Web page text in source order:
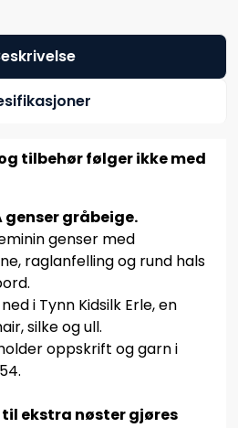
tilbehør følger ikke med
genser gråbeige.
genser med
raglanfelling og rund hals
i Tynn Kidsilk Erle, en
silke og ull.
oppskrift og garn i
ekstra nøster gjøres